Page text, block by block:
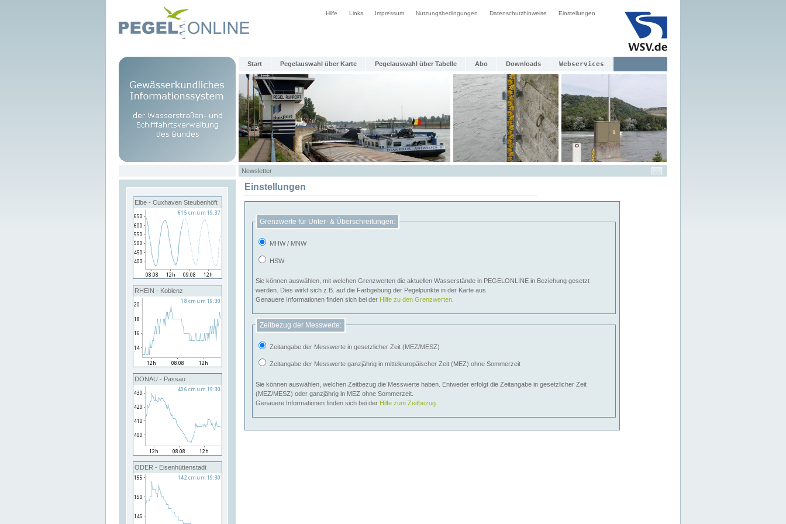
Hilfe Links Impressum Nutzungsbedingungen Datenschutzhinweise Einstellungen
Start Pegelauswahl über Karte Pegelauswahl über Tabelle Abo Downloads Webservices
Newsletter
Elbe - Cuxhaven Steubenhöft
RHEIN - Koblenz
DONAU - Passau
ODER - Eisenhüttenstadt
Einstellungen
Grenzwerte für Unter- & Überschreitungen:
MHW / MNW
HSW
Sie können auswählen, mit welchen Grenzwerten die aktuellen Wasserstände in PEGELONLINE in Beziehung gesetzt
werden. Dies wirkt sich z.B. auf die Farbgebung der Pegelpunkte in der Karte aus.
Genauere Informationen finden sich bei der Hilfe zu den Grenzwerten
Zeitbezug der Messwerte:
Zeitangabe der Messwerte in gesetzlicher Zeit (MEZ/MESZ)
Zeitangabe der Messwerte ganzjährig in mitteleuropäischer Zeit (MEZ) ohne Sommerzeit
Sie können auswählen, welchen Zeitbezug die Messwerte haben. Entweder erfolgt die Zeitangabe in gesetzlicher Zeit
(MEZ/MESZ) oder ganzjährig in MEZ ohne Sommerzeit.
Genauere Informationen finden sich bei der Hilfe zum Zeitbezug